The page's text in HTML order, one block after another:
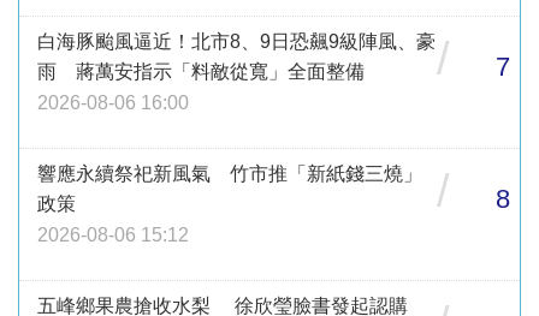
白海豚颱風逼近！北市8、9日恐飆9級陣風、豪
雨 蔣萬安指示「料敵從寬」全面整備
2026-08-06 16:00
/ 7
響應永續祭祀新風氣 竹市推「新紙錢三燒」
政策
2026-08-06 15:12
/ 8
五峰鄉果農搶收水梨 徐欣瑩臉書發起認購